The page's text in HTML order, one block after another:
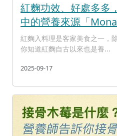
紅麴功效、好處多多
中的營養來源「
紅麴入料理是客家美食之一，
你知道紅麴自古以來也是養...
2025-09-17